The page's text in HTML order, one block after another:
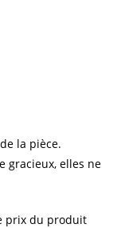
la pièce.
gracieux, elles ne
prix du produit